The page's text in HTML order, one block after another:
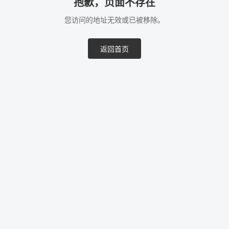
抱歉，页面不存在
您访问的地址无效或已被移除。
返回首页